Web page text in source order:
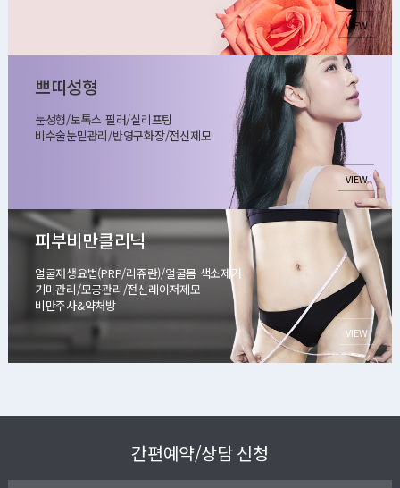
VIEW
쁘띠성형
눈성형/보톡스 필러/실리프팅
비수술눈밑관리/반영구화장/전신제모
VIEW
피부비만클리닉
얼굴재생요법(PRP/리쥬란)/얼굴몸 색소제거
기미관리/모공관리/전신레이저제모
비만주사&약처방
VIEW
간편예약/상담 신청